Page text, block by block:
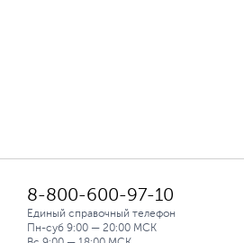
8-800-600-97-10
Единый справочный телефон
Пн-суб 9:00 — 20:00 МСК